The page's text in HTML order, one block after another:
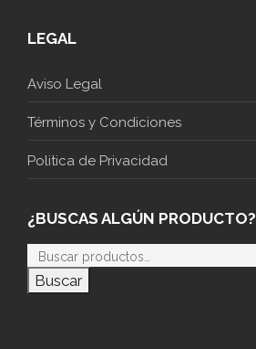
LEGAL
Aviso Legal
Términos y Condiciones
Politica de Privacidad
¿BUSCAS ALGÚN PRODUCTO?
Buscar